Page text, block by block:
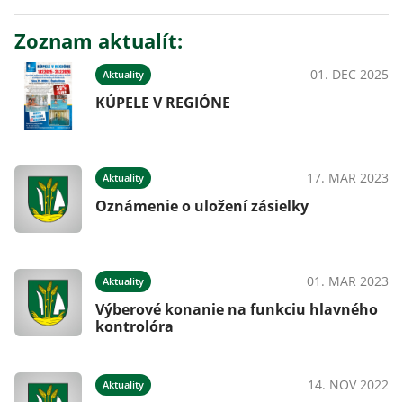
Zoznam aktualít:
Aktuality 01. DEC 2025
KÚPELE V REGIÓNE
Aktuality 17. MAR 2023
Oznámenie o uložení zásielky
Aktuality 01. MAR 2023
Výberové konanie na funkciu hlavného
kontrolóra
Aktuality 14. NOV 2022